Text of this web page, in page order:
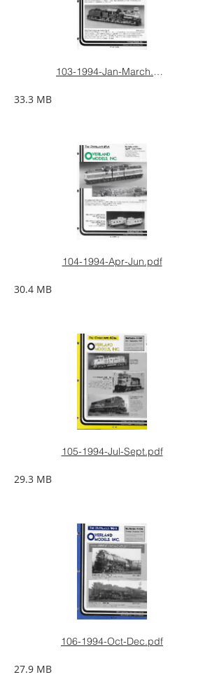
103-1994-Jan-March.pdf
33.3 MB
104-1994-Apr-Jun.pdf
30.4 MB
105-1994-Jul-Sept.pdf
29.3 MB
106-1994-Oct-Dec.pdf
27.9 MB